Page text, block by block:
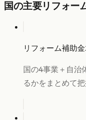
国の主要リフォー
リフォーム補助
国の4事業＋自治
るかをまとめて把